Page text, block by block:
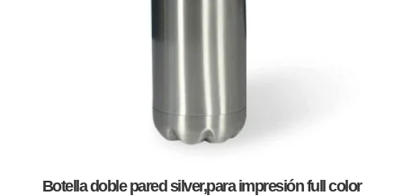
Botella doble pared silver,para impresión full color